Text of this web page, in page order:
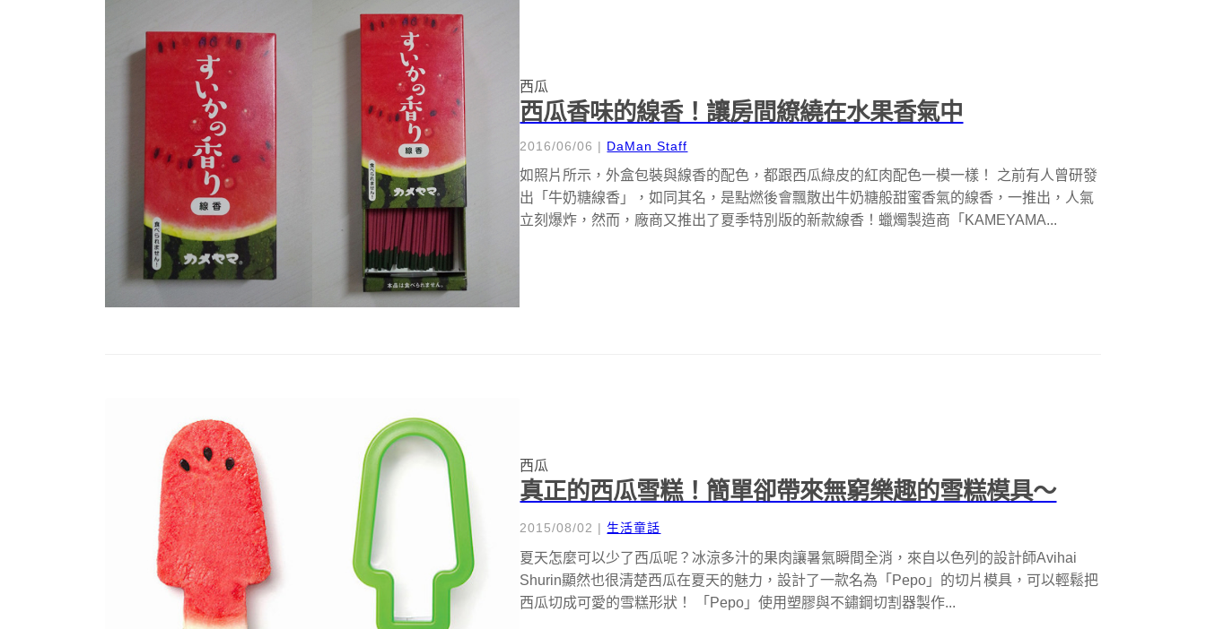
西瓜
西瓜香味的線香！讓房間繚繞在水果香氣中
2016/06/06 | DaMan Staff
如照片所示，外盒包裝與線香的配色，都跟西瓜綠皮的紅肉配色一模一樣！ 之前有人曾研發
出「牛奶糖線香」，如同其名，是點燃後會飄散出牛奶糖般甜蜜香氣的線香，一推出，人氣
立刻爆炸，然而，廠商又推出了夏季特別版的新款線香！蠟燭製造商「KAMEYAMA...
西瓜
真正的西瓜雪糕！簡單卻帶來無窮樂趣的雪糕模具～
2015/08/02 | 生活童話
夏天怎麼可以少了西瓜呢？冰涼多汁的果肉讓暑氣瞬間全消，來自以色列的設計師Avihai
Shurin顯然也很清楚西瓜在夏天的魅力，設計了一款名為「Pepo」的切片模具，可以輕鬆把
西瓜切成可愛的雪糕形狀！ 「Pepo」使用塑膠與不鏽鋼切割器製作...